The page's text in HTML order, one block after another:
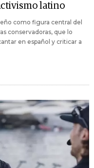
latino
como figura central del
conservadoras, que lo
en español y criticar a